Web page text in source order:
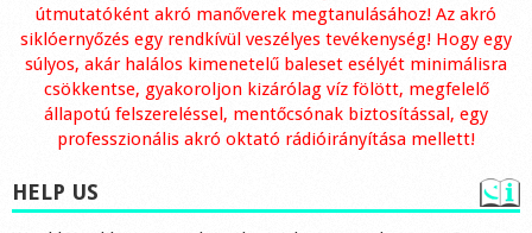
útmutatóként akró manőverek megtanulásához! Az akró
siklóernyőzés egy rendkívül veszélyes tevékenység! Hogy egy
súlyos, akár halálos kimenetelű baleset esélyét minimálisra
csökkentse, gyakoroljon kizárólag víz fölött, megfelelő
állapotú felszereléssel, mentőcsónak biztosítással, egy
professzionális akró oktató rádióirányítása mellett!
HELP US